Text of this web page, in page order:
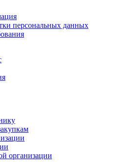
персональных данных
организации